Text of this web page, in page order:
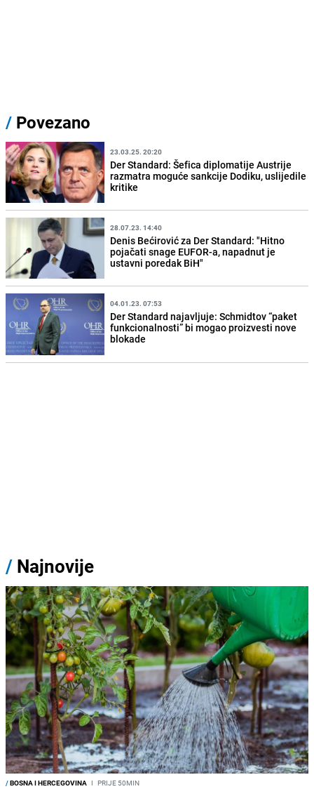
/ Povezano
23.03.25. 20:20
Der Standard: Šefica diplomatije Austrije
razmatra moguće sankcije Dodiku, uslijedile
kritike
28.07.23. 14:40
Denis Bećirović za Der Standard: "Hitno
pojačati snage EUFOR-a, napadnut je
ustavni poredak BiH"
04.01.23. 07:53
Der Standard najavljuje: Schmidtov “paket
funkcionalnosti” bi mogao proizvesti nove
blokade
/ Najnovije
/BOSNA I HERCEGOVINA I PRIJE 50MIN